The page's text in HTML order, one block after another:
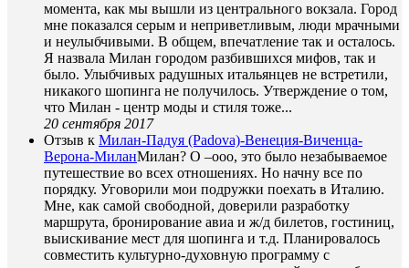
момента, как мы вышли из центрального вокзала. Город
мне показался серым и неприветливым, люди мрачными
и неулыбчивыми. В общем, впечатление так и осталось.
Я назвала Милан городом разбившихся мифов, так и
было. Улыбчивых радушных итальянцев не встретили,
никакого шопинга не получилось. Утверждение о том,
что Милан - центр моды и стиля тоже...
20 сентября 2017
Отзыв к Милан-Падуя (Padova)-Венеция-Виченца-
Верона-МиланМилан? О –ооо, это было незабываемое
путешествие во всех отношениях. Но начну все по
порядку. Уговорили мои подружки поехать в Италию.
Мне, как самой свободной, доверили разработку
маршрута, бронирование авиа и ж/д билетов, гостиниц,
выискивание мест для шопинга и т.д. Планировалось
совместить культурно-духовную программу с